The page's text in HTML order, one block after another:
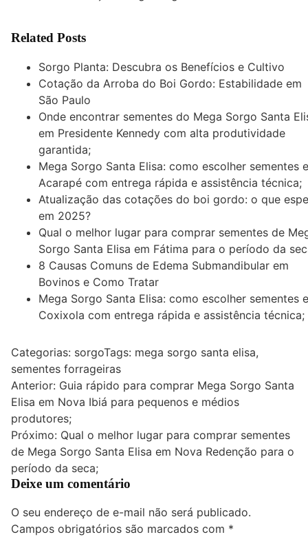
Related Posts
Sorgo Planta: Descubra os Benefícios e Cultivo
Cotação da Arroba do Boi Gordo: Estabilidade em
São Paulo
Onde encontrar sementes do Mega Sorgo Santa
em Presidente Kennedy com alta produtividade
garantida;
Mega Sorgo Santa Elisa: como escolher sementes
Acarapé com entrega rápida e assistência técnica;
Atualização das cotações do boi gordo: o que
em 2025?
Qual o melhor lugar para comprar sementes de
Sorgo Santa Elisa em Fátima para o período da
8 Causas Comuns de Edema Submandibular em
Bovinos e Como Tratar
Mega Sorgo Santa Elisa: como escolher sementes
Coxixola com entrega rápida e assistência técnica;
Categorias: sorgoTags: mega sorgo santa elisa,
sementes forrageiras
Navegação
de
Post
Anterior: Guia rápido para comprar Mega Sorgo Santa
Elisa em Nova Ibiá para pequenos e médios
produtores;
Próximo: Qual o melhor lugar para comprar sementes
de Mega Sorgo Santa Elisa em Nova Redenção para o
período da seca;
Deixe um comentário
O seu endereço de e-mail não será publicado.
Campos obrigatórios são marcados com *